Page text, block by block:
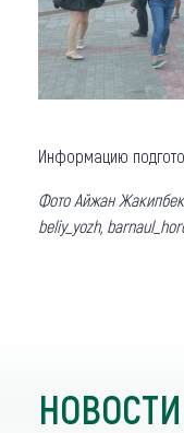
Информацию
Фото Айжан
beliy_yozh,